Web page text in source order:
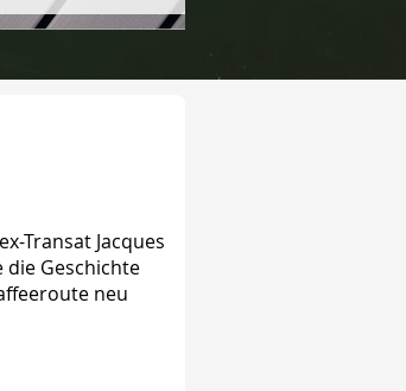
Transat Jacques
die Geschichte
neu